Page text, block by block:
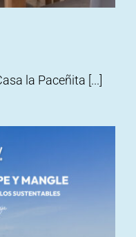
la Paceñita [...]